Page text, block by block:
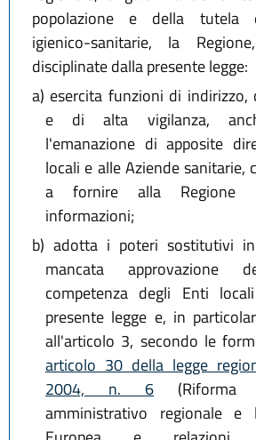
popolazione e della tutela
igienico-sanitarie, la
disciplinate dalla presente legge:
a) esercita funzioni di indirizzo,
e di alta vigilanza,
l'emanazione di apposite
locali e alle Aziende sanitarie,
a fornire alla Regione
informazioni;
b) adotta i poteri sostitutivi
mancata
competenza degli Enti
presente legge e, in
all'articolo 3, secondo le
articolo 30 della legge
2004, n. 6 (Riforma
amministrativo regionale e